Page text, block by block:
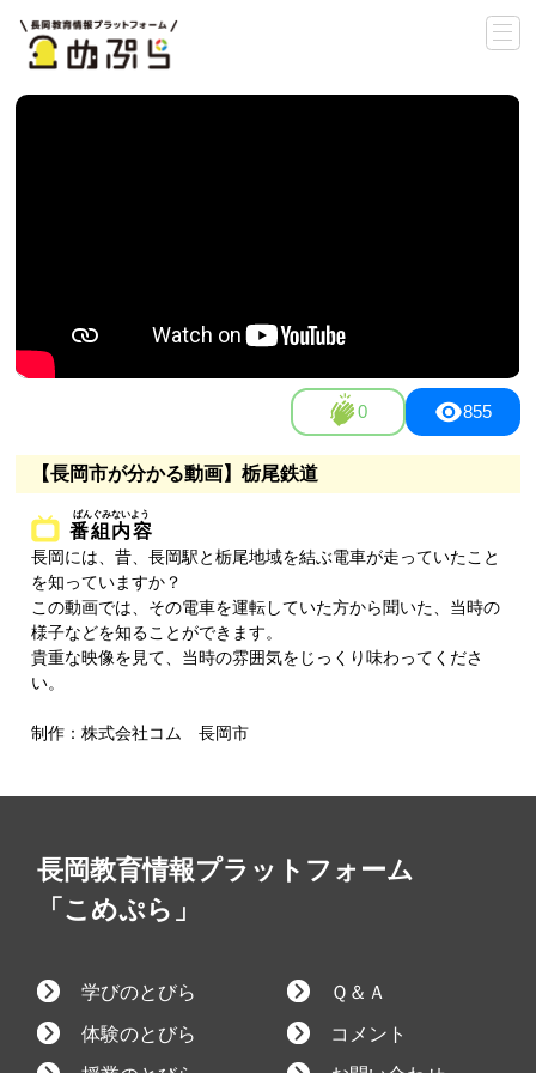
0 855
【長岡市が分かる動画】栃尾鉄道
番組内容
長岡には、昔、長岡駅と栃尾地域を結ぶ電車が走っていたこと
を知っていますか？
この動画では、その電車を運転していた方から聞いた、当時の
様子などを知ることができます。
貴重な映像を見て、当時の雰囲気をじっくり味わってくださ
い。
制作：株式会社コム 長岡市
長岡教育情報プラットフォーム
「こめぷら」
学びのとびら
体験のとびら
Ｑ＆Ａ
コメント